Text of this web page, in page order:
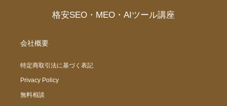
格安SEO・MEO・AIツール講座
会社概要
特定商取引法に基づく表記
Privacy Policy
無料相談